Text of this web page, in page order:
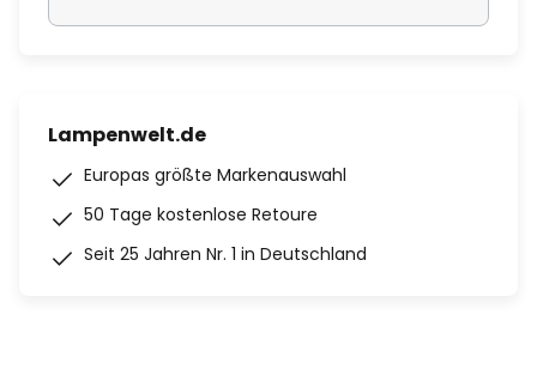
Lampenwelt.de
Europas größte Markenauswahl
50 Tage kostenlose Retoure
Seit 25 Jahren Nr. 1 in Deutschland